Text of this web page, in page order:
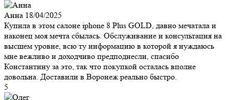
Анна 18/04/2025
Купила в этом салоне iphone 8 Plus GOLD, давно мечатала и
наконец моя мечта сбылась. Обслуживание и консультация на
высшем уровне, всю ту информацию в которой я нуждаюсь
мне вежливо и доходчиво предподнесли, спасибо
Константину за это, так что покупкой осталась вполне
довольна. Доставили в Воронеж реально быстро.
5